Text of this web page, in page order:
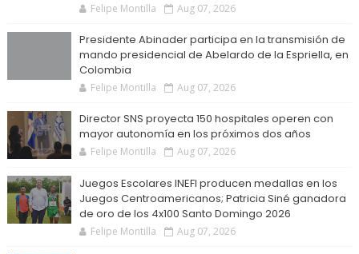
Felipe Montilla Aug 07, 2026
Presidente Abinader participa en la transmisión de
mando presidencial de Abelardo de la Espriella, en
Colombia
Felipe Montilla Aug 07, 2026
Director SNS proyecta 150 hospitales operen con
mayor autonomía en los próximos dos años
Felipe Montilla Aug 07, 2026
Juegos Escolares INEFI producen medallas en los
Juegos Centroamericanos; Patricia Siné ganadora
de oro de los 4x100 Santo Domingo 2026
Felipe Montilla Aug 07, 2026